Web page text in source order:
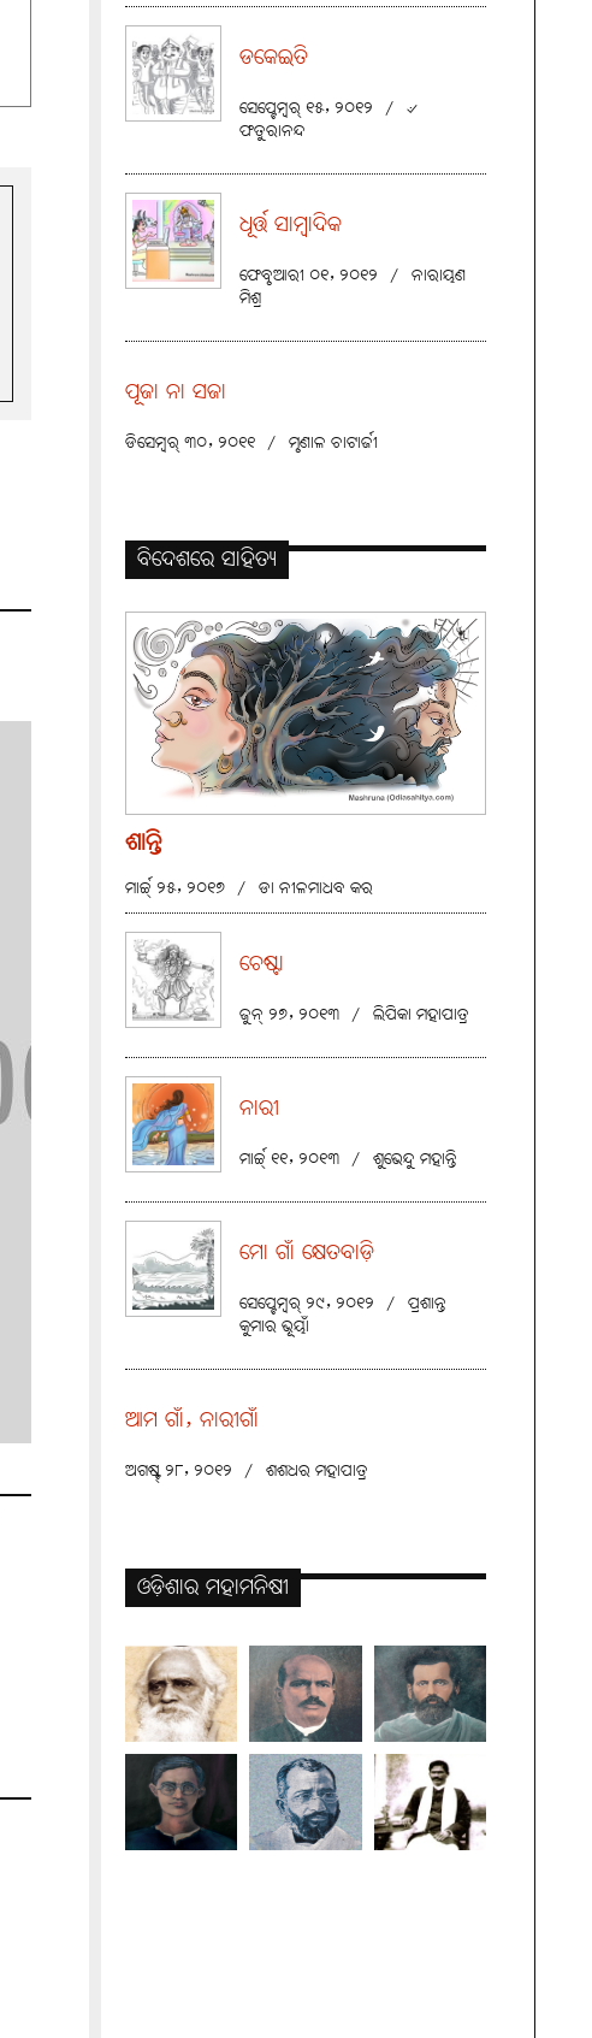
ଡକେଇତି
ସେପ୍ଟେମ୍ବର୍ ୧୫, ୨୦୧୨ / ୰
ଫତୁରାନନ୍ଦ
ଧୂର୍ତ୍ତ ସାମ୍ବାଦିକ
ଫେବୃଆରୀ ୦୧, ୨୦୧୨ / ନାରାୟଣ
ମିଶ୍ର
ପୂଜା ନା ସଜା
ଡିସେମ୍ବର୍ ୩୦, ୨୦୧୧ / ମୃଣାଳ ଚାଟାର୍ଜୀ
ବିଦେଶରେ ସାହିତ୍ୟ
ଶାନ୍ତି
ମାର୍ଚ୍ଚ୍ ୨୫, ୨୦୧୭ / ଡା ନୀଳମାଧବ କର
ଚେଷ୍ଟା
ଜୁନ୍ ୨୭, ୨୦୧୩ / ଲିପିକା ମହାପାତ୍ର
ନାରୀ
ମାର୍ଚ୍ଚ୍ ୧୧, ୨୦୧୩ / ଶୁଭେନ୍ଦୁ ମହାନ୍ତି
ମୋ ଗାଁ କ୍ଷେତବାଡ଼ି
ସେପ୍ଟେମ୍ବର୍ ୨୯, ୨୦୧୨ / ପ୍ରଶାନ୍ତ
କୁମାର ଭୂୟାଁ
ଆମ ଗାଁ, ନାରୀଗାଁ
ଅଗଷ୍ଟ୍ ୨୮, ୨୦୧୨ / ଶଶଧର ମହାପାତ୍ର
ଓଡ଼ିଶାର ମହାମନିଷୀ